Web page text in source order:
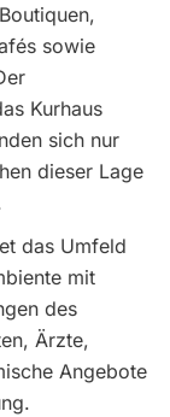
sowie
Kurhaus
sich nur
dieser Lage
das Umfeld
mit
des
Ärzte,
Angebote